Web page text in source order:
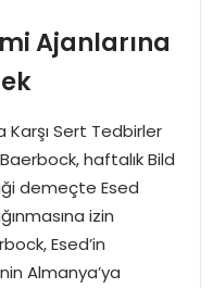
Ajanlarına
Karşı Sert Tedbirler
haftalık Bild
demeçte Esed
izin
Esed’in
Almanya’ya